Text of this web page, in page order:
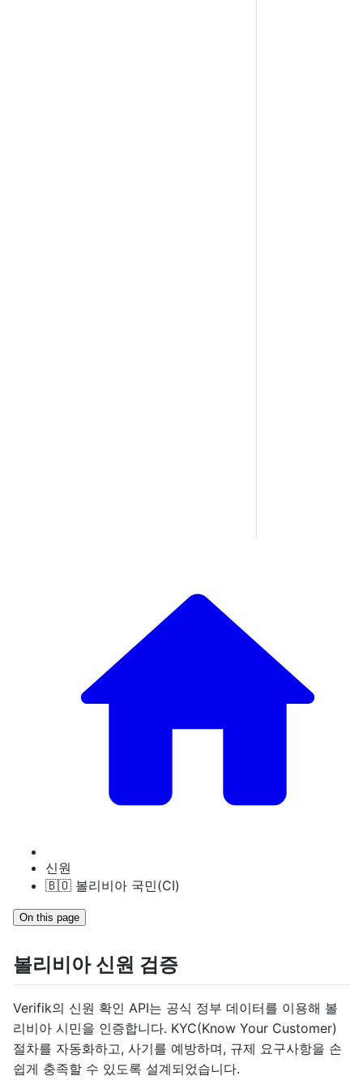
신원
🇧🇴 볼리비아 국민(CI)
On this page
볼리비아 신원 검증
Verifik의 신원 확인 API는 공식 정부 데이터를 이용해 볼
리비아 시민을 인증합니다. KYC(Know Your Customer)
절차를 자동화하고, 사기를 예방하며, 규제 요구사항을 손
쉽게 충족할 수 있도록 설계되었습니다.